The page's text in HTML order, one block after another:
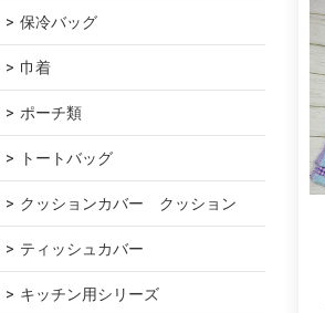
保冷バッグ
巾着
ポーチ類
トートバッグ
クッションカバー　クッション
ティッシュカバー
キッチン用シリーズ